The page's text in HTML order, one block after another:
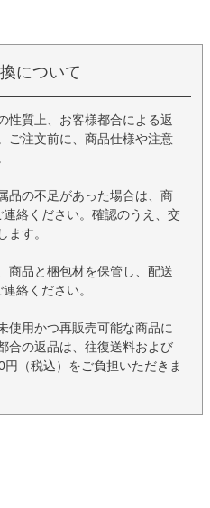
について
性質上、お客様都合による返
ご注文前に、商品仕様や注意
品の不足があった場合は、商
絡ください。確認のうえ、交
ます。
商品と梱包材を保管し、配送
絡ください。
使用かつ再販売可能な商品に
合の返品は、往復送料および
（税込）をご負担いただきま